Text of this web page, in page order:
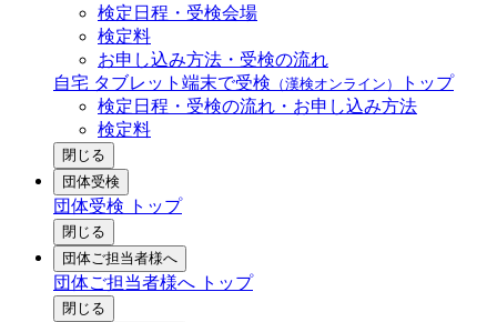
検定日程・受検会場
検定料
お申し込み方法・受検の流れ
自宅 タブレット端末で受検 （漢検オンライン）
トップ
検定日程・受検の流れ・お申し込み方法
検定料
閉じる
団体受検
団体受検 トップ
閉じる
団体ご担当者様へ
団体ご担当者様へ トップ
閉じる